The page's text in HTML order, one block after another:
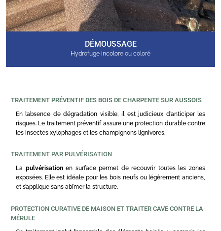
DÉMOUSSAGE
Hydrofuge incolore ou coloré
TRAITEMENT PRÉVENTIF DES BOIS DE CHARPENTE SUR AUSSOIS
En l’absence de dégradation visible, il est judicieux d’anticiper les
risques. Le traitement préventif assure une protection durable contre
les insectes xylophages et les champignons lignivores.
TRAITEMENT PAR PULVÉRISATION
La pulvérisationen surface permet de recouvrir toutes les zones
exposées. Elle est idéale pour les bois neufs ou légèrement anciens,
et s’applique sans abîmer la structure.
PROTECTION CURATIVE DE MAISON ET TRAITER CAVE CONTRE LA
MÉRULE